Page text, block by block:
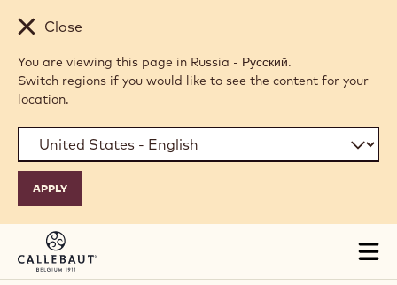
Skip to main content
Close
You are viewing this page in Russia - Русский.
Switch regions if you would like to see the content for your
location.